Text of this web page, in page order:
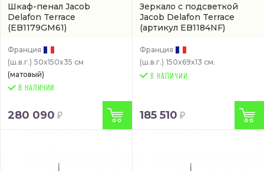
Шкаф-пенал Jacob
Delafon Terrace
(EB1179GM61)
Франция
(ш.в.г.) 50x150x35 см
(матовый)
В НАЛИЧИИ
280 090
Зеркало с подсветкой
Jacob Delafon Terrace
(артикул EB1184NF)
Франция
(ш.в.г.) 150x69x13 см.
185 510